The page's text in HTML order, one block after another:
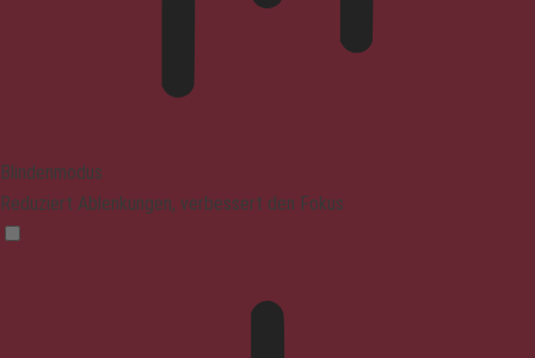
Blindenmodus
Reduziert Ablenkungen, verbessert den Fokus